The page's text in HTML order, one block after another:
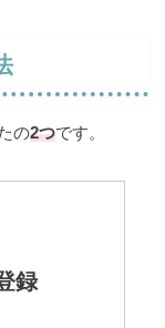
の2つです。
録